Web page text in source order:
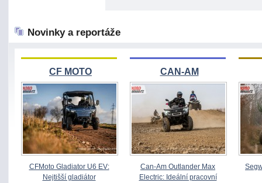
Novinky a reportáže
CF MOTO
CFMoto Gladiator U6 EV:
Nejtišší gladiátor
CAN-AM
Can-Am Outlander Max
Electric: Ideální pracovní